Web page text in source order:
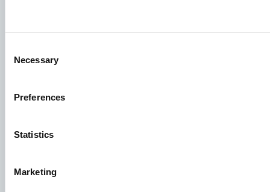
Selection
Necessary
Preferences
Statistics
Marketing
Jobbsøknader